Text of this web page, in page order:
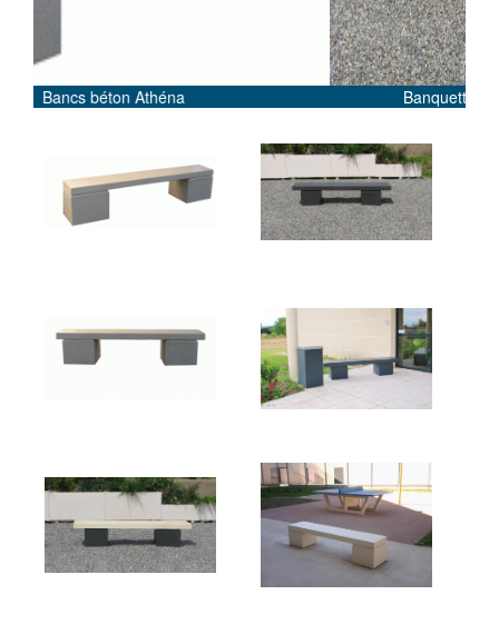
Banquette Athéna béton couleur ardoise